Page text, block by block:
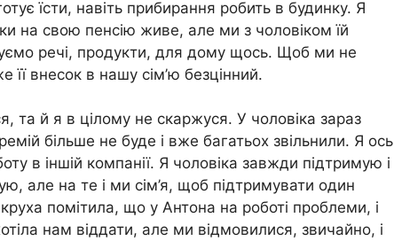
їсти, навіть прибирання робить в будинку. Я
на свою пенсію живе, але ми з чоловіком їй
речі, продукти, для дому щось. Щоб ми не
внесок в нашу сім’ю безцінний.
та й я в цілому не скаржуся. У чоловіка зараз
більше не буде і вже багатьох звільнили. Я ось
в іншій компанії. Я чоловіка завжди підтримую і
але на те і ми сім’я, щоб підтримувати один
помітила, що у Антона на роботі проблеми, і
нам віддати, але ми відмовилися, звичайно, і